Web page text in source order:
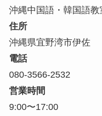
沖縄中国語・韓国語教
住所
沖縄県宜野湾市伊佐
電話
080-3566-2532
営業時間
9:00〜17:00